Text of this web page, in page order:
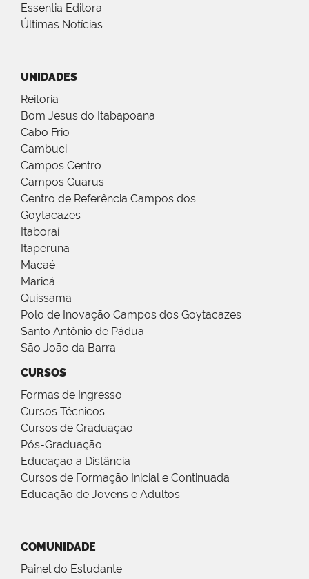
Essentia Editora
Últimas Notícias
UNIDADES
Reitoria
Bom Jesus do Itabapoana
Cabo Frio
Cambuci
Campos Centro
Campos Guarus
Centro de Referência Campos dos
Goytacazes
Itaboraí
Itaperuna
Macaé
Maricá
Quissamã
Polo de Inovação Campos dos Goytacazes
Santo Antônio de Pádua
São João da Barra
CURSOS
Formas de Ingresso
Cursos Técnicos
Cursos de Graduação
Pós-Graduação
Educação a Distância
Cursos de Formação Inicial e Continuada
Educação de Jovens e Adultos
COMUNIDADE
Painel do Estudante